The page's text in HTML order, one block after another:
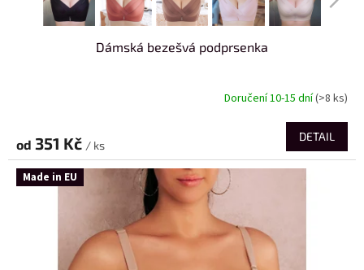
Dámská bezešvá podprsenka
Doručení 10-15 dní(>8 ks)
od 351 Kč / ks
DETAIL
Made in EU